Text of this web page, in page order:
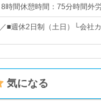
時間休憩時間：75分時間外
■週休2日制（土日）└会社
気になる